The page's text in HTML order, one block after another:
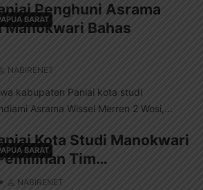
BARAT
Penghuni Asrama
Bahas
NABIRENET
kabupaten Paniai kota studi
Asrama Wissel Merren 2 Wosi,...
BARAT
Kota Studi Manokwari
Tim…
NABIRENET